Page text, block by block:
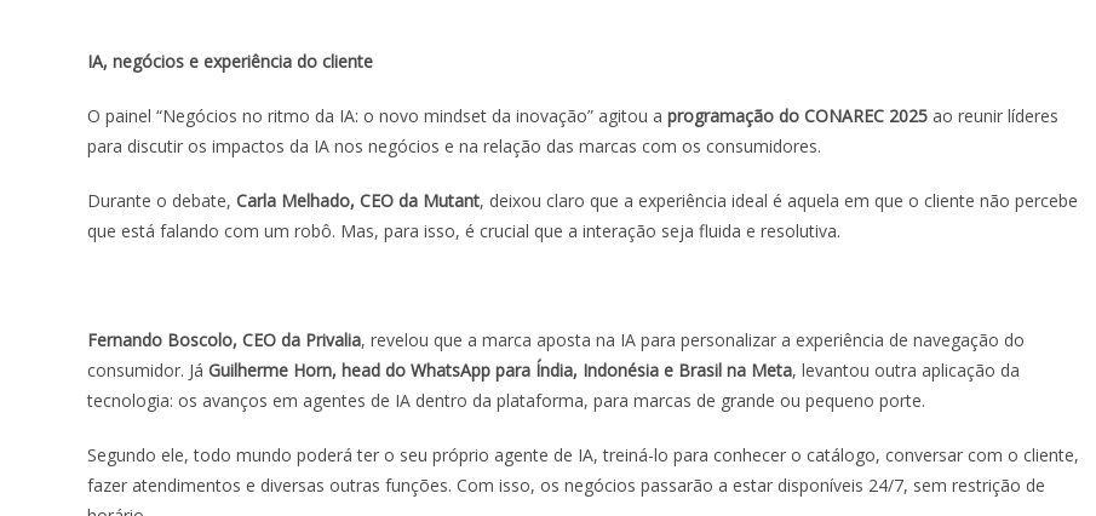
IA, negócios e experiência do cliente
O painel “Negócios no ritmo da IA: o novo mindset da inovação” agitou a programação do CONAREC 2025 ao reunir líderes
para discutir os impactos da IA nos negócios e na relação das marcas com os consumidores.
Durante o debate, Carla Melhado, CEO da Mutant, deixou claro que a experiência ideal é aquela em que o cliente não percebe
que está falando com um robô. Mas, para isso, é crucial que a interação seja fluida e resolutiva.
Fernando Boscolo, CEO da Privalia, revelou que a marca aposta na IA para personalizar a experiência de navegação do
consumidor. Já Guilherme Horn, head do WhatsApp para Índia, Indonésia e Brasil na Meta, levantou outra aplicação da
tecnologia: os avanços em agentes de IA dentro da plataforma, para marcas de grande ou pequeno porte.
Segundo ele, todo mundo poderá ter o seu próprio agente de IA, treiná-lo para conhecer o catálogo, conversar com o cliente,
fazer atendimentos e diversas outras funções. Com isso, os negócios passarão a estar disponíveis 24/7, sem restrição de